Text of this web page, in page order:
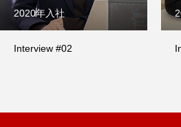
2020年入社
Interview #02